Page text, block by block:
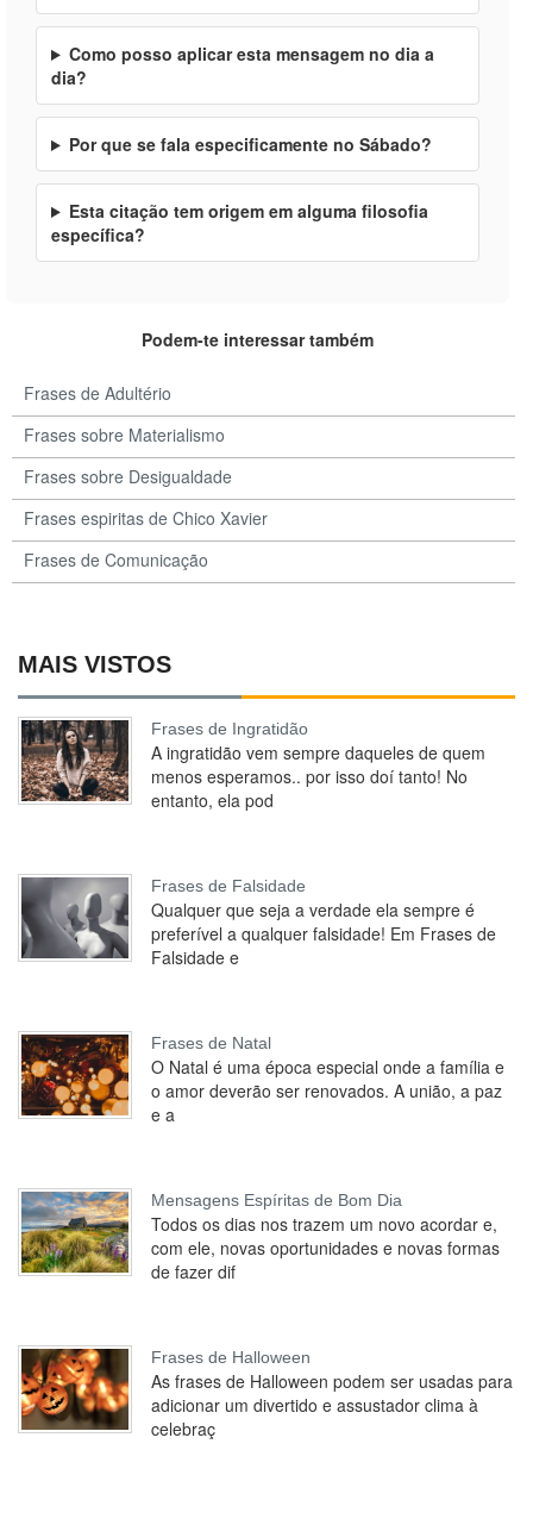
Como posso aplicar esta mensagem no dia a
dia?
Por que se fala especificamente no Sábado?
Esta citação tem origem em alguma filosofia
específica?
Podem-te interessar também
Frases de Adultério
Frases sobre Materialismo
Frases sobre Desigualdade
Frases espiritas de Chico Xavier
Frases de Comunicação
MAIS VISTOS
Frases de Ingratidão
A ingratidão vem sempre daqueles de quem
menos esperamos.. por isso doí tanto! No
entanto, ela pod
Frases de Falsidade
Qualquer que seja a verdade ela sempre é
preferível a qualquer falsidade! Em Frases de
Falsidade e
Frases de Natal
O Natal é uma época especial onde a família e
o amor deverão ser renovados. A união, a paz
e a
Mensagens Espíritas de Bom Dia
Todos os dias nos trazem um novo acordar e,
com ele, novas oportunidades e novas formas
de fazer dif
Frases de Halloween
As frases de Halloween podem ser usadas para
adicionar um divertido e assustador clima à
celebraç